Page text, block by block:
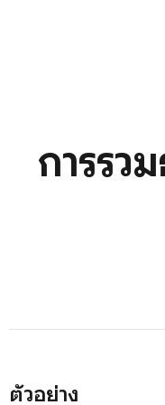
การรว
ตัวอย่าง